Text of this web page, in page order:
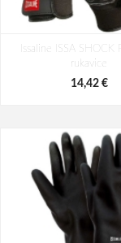
Issaline ISSA SHOCK
rukavice
14,42 €